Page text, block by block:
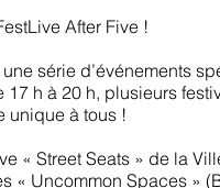
After Five !
série d’événements
h à 20 h, plusieurs
unique à tous !
« Street Seats » de la
« Uncommon Spaces »